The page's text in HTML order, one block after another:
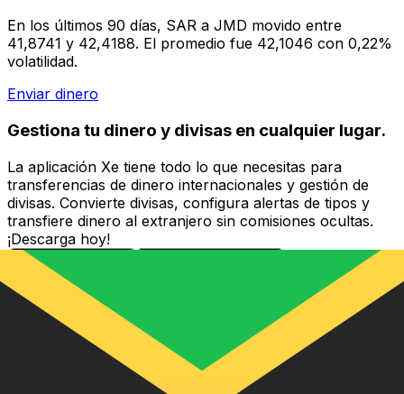
En los últimos 90 días, SAR a JMD movido entre
41,8741 y 42,4188. El promedio fue 42,1046 con 0,22%
volatilidad.
Enviar dinero
Gestiona tu dinero y divisas en cualquier lugar.
La aplicación Xe tiene todo lo que necesitas para
transferencias de dinero internacionales y gestión de
divisas. Convierte divisas, configura alertas de tipos y
transfiere dinero al extranjero sin comisiones ocultas.
¡Descarga hoy!